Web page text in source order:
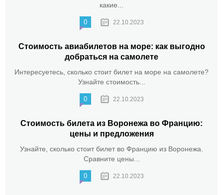
какие...
0 22.10.2023
Стоимость авиабилетов на море: как выгодно
добраться на самолете
Интересуетесь, сколько стоит билет на море на самолете?
Узнайте стоимость...
0 22.10.2023
Стоимость билета из Воронежа во Францию:
цены и предложения
Узнайте, сколько стоит билет во Францию из Воронежа.
Сравните цены...
0 22.10.2023